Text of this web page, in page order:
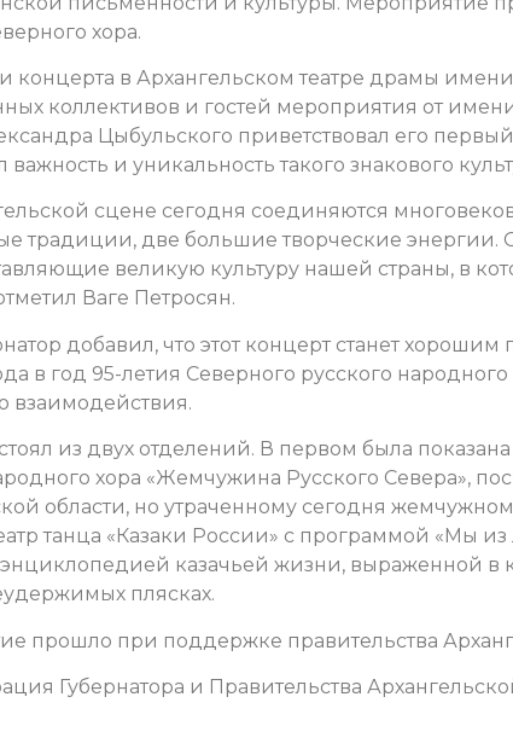
хора.
концерта в Архангельском театре драмы
коллективов и гостей мероприятия от
Цыбульского приветствовал его
важность и уникальность такого знакового
сцене сегодня соединяются
традиции, две большие творческие энергии.
великую культуру нашей страны, в
Ваге Петросян.
добавил, что этот концерт станет
в год 95-летия Северного русского
взаимодействия.
из двух отделений. В первом была
хора «Жемчужина Русского Севера»,
области, но утраченному сегодня
танца «Казаки России» с программой «Мы из
казачьей жизни, выраженной в
плясках.
прошло при поддержке правительства
Губернатора и Правительства